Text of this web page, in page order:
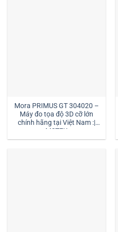
Mora PRIMUS GT 304020 –
Máy đo tọa độ 3D cỡ lớn
chính hãng tại Việt Nam :|
MSTEK